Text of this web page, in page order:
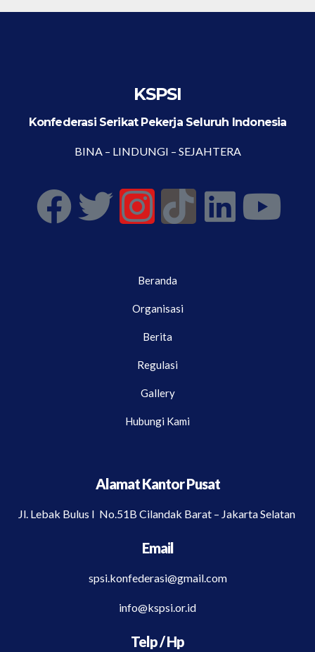
KSPSI
Konfederasi Serikat Pekerja Seluruh Indonesia
BINA – LINDUNGI – SEJAHTERA
Beranda
Organisasi
Berita
Regulasi
Gallery
Hubungi Kami
Alamat Kantor Pusat
Jl. Lebak Bulus I No.51B Cilandak Barat – Jakarta Selatan
Email
spsi.konfederasi@gmail.com
info@kspsi.or.id
Telp / Hp